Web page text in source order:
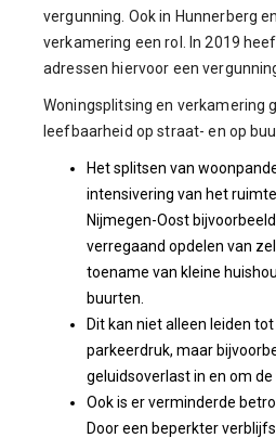
vergunning. Ook in Hunnerberg
verkamering een rol. In 2019
adressen hiervoor een
Woningsplitsing en verkamering
leefbaarheid op straat- en op
Het splitsen van
intensivering van het
Nijmegen-Oost
verregaand opdelen van
toename van kleine
buurten.
Dit kan niet alleen leiden
parkeerdruk, maar
geluidsoverlast in en om de
Ook is er verminderde
Door een beperkter